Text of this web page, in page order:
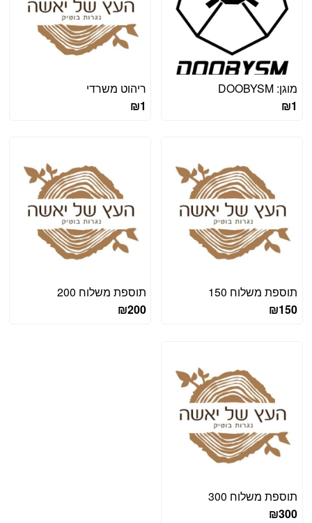
מוגן: DOOBYSM
₪1
ריהוט משרדי
₪1
תוספת משלוח 150
₪150
תוספת משלוח 200
₪200
תוספת משלוח 300
₪300